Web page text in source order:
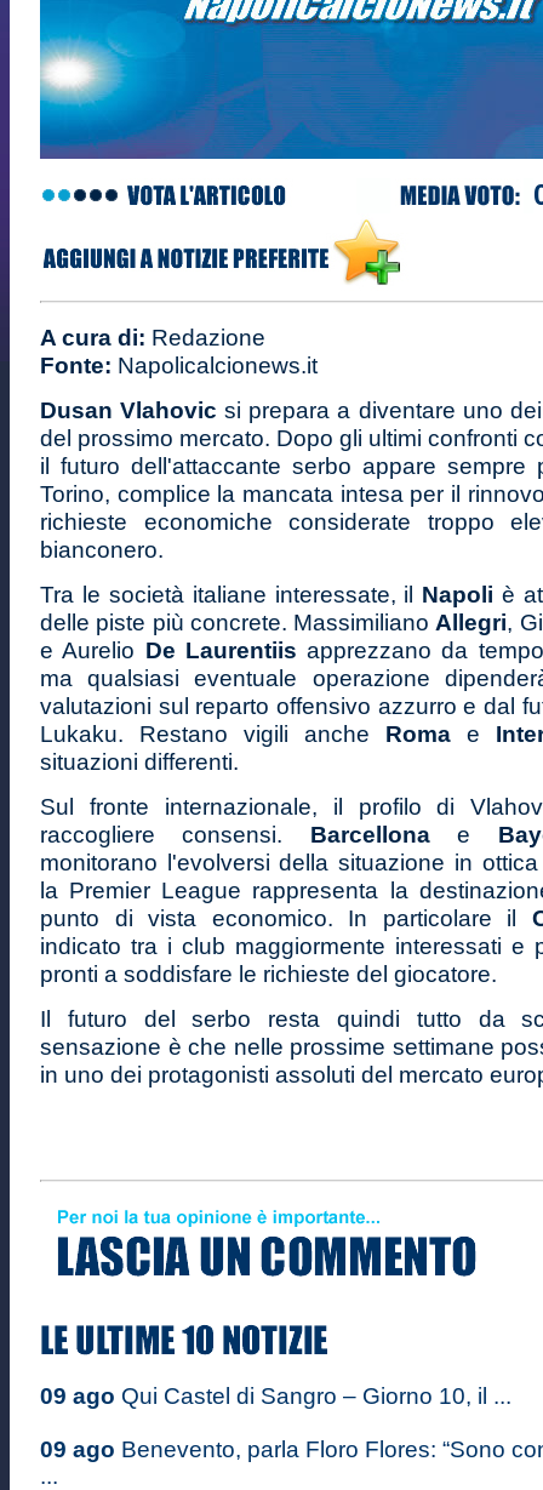
A cura di: Redazione
Fonte: Napolicalcionews.it
Dusan Vlahovic si prepara a diventare uno
del prossimo mercato. Dopo gli ultimi confronti
il futuro dell'attaccante serbo appare sempre
Torino, complice la mancata intesa per il
richieste economiche considerate troppo
bianconero.
Tra le società italiane interessate, il Napoliè
delle piste più concrete. Massimiliano Allegri,
e Aurelio De Laurentiis apprezzano da
ma qualsiasi eventuale operazione
valutazioni sul reparto offensivo azzurro e dal
Lukaku. Restano vigili anche Roma e
situazioni differenti.
Sul fronte internazionale, il profilo di
raccogliere consensi. Barcellonae
monitorano l'evolversi della situazione in
la Premier League rappresenta la
punto di vista economico. In particolare il
indicato tra i club maggiormente interessati e
pronti a soddisfare le richieste del giocatore.
Il futuro del serbo resta quindi tutto da
sensazione è che nelle prossime settimane
in uno dei protagonisti assoluti del mercato
09 ago Qui Castel di Sangro – Giorno 10, il ...
09 ago Benevento, parla Floro Flores: “Sono
...